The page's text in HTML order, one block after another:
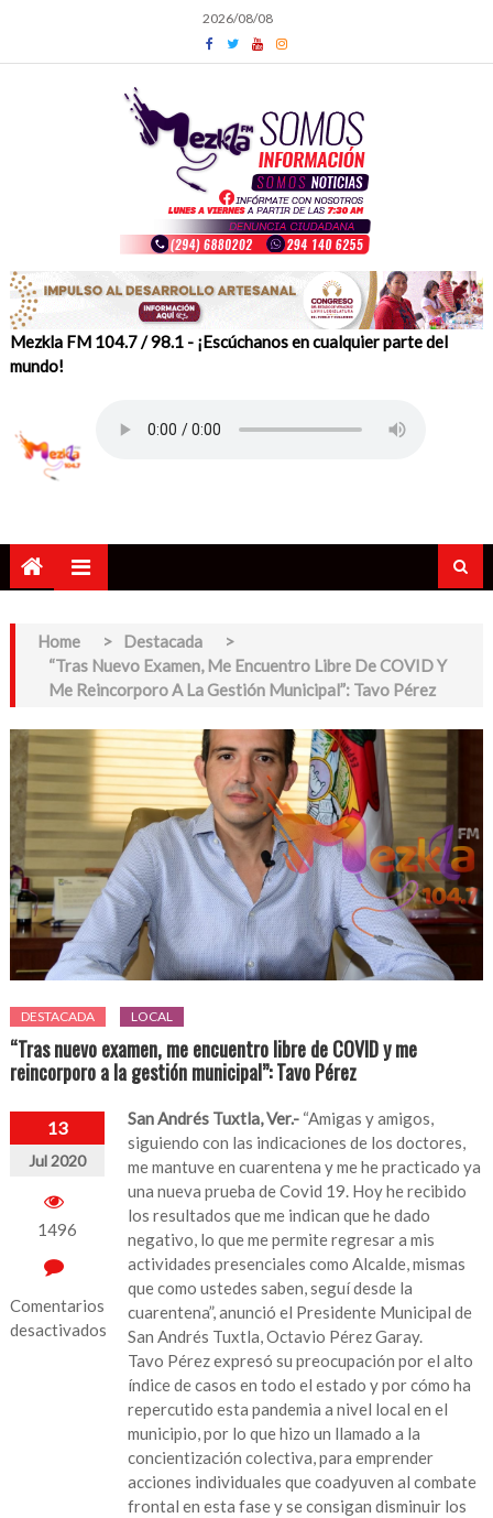
content
2026/08/08
Mezkla FM 104.7 / 98.1 - ¡Escúchanos en cualquier parte del
mundo!
Home > Destacada
>
“Tras Nuevo Examen, Me Encuentro Libre De COVID Y
Me Reincorporo A La Gestión Municipal”: Tavo Pérez
DESTACADA LOCAL
“Tras nuevo examen, me encuentro libre de COVID y me
reincorporo a la gestión municipal”: Tavo Pérez
13
Jul 2020
1496
Comentarios
desactivados
San Andrés Tuxtla, Ver.- “Amigas y amigos,
siguiendo con las indicaciones de los doctores,
me mantuve en cuarentena y me he practicado ya
una nueva prueba de Covid 19. Hoy he recibido
los resultados que me indican que he dado
negativo, lo que me permite regresar a mis
actividades presenciales como Alcalde, mismas
que como ustedes saben, seguí desde la
cuarentena”, anunció el Presidente Municipal de
San Andrés Tuxtla, Octavio Pérez Garay.
Tavo Pérez expresó su preocupación por el alto
índice de casos en todo el estado y por cómo ha
repercutido esta pandemia a nivel local en el
municipio, por lo que hizo un llamado a la
concientización colectiva, para emprender
acciones individuales que coadyuven al combate
frontal en esta fase y se consigan disminuir los